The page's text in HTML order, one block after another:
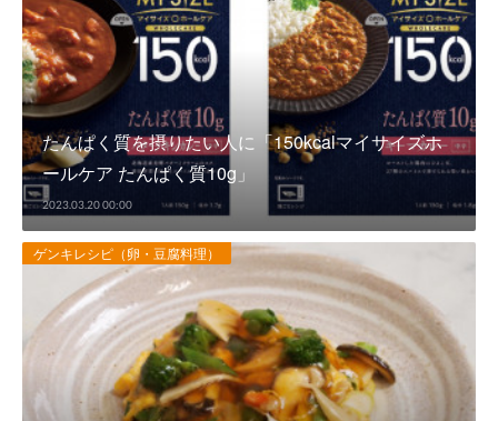
たんぱく質を摂りたい人に「150kcalマイサイズホ
ールケア たんぱく質10g」
2023.03.20 00:00
ゲンキレシピ（卵・豆腐料理）